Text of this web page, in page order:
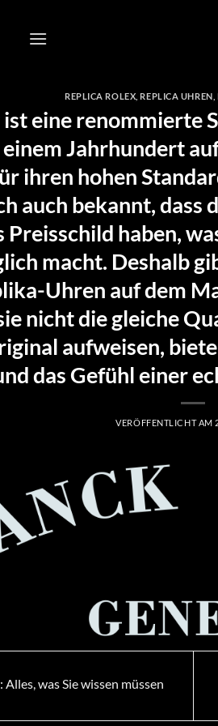
REPLICA ROLEX ,REPLICA UHREN
eine renommierte
Jahrhundert
ihren hohen
auch bekannt, dass
Preisschild haben,
macht. Deshalb
Uhren auf dem
nicht die gleiche
aufweisen,
das Gefühl einer
VERÖFFENTLICHT AM
was Sie wissen müssen